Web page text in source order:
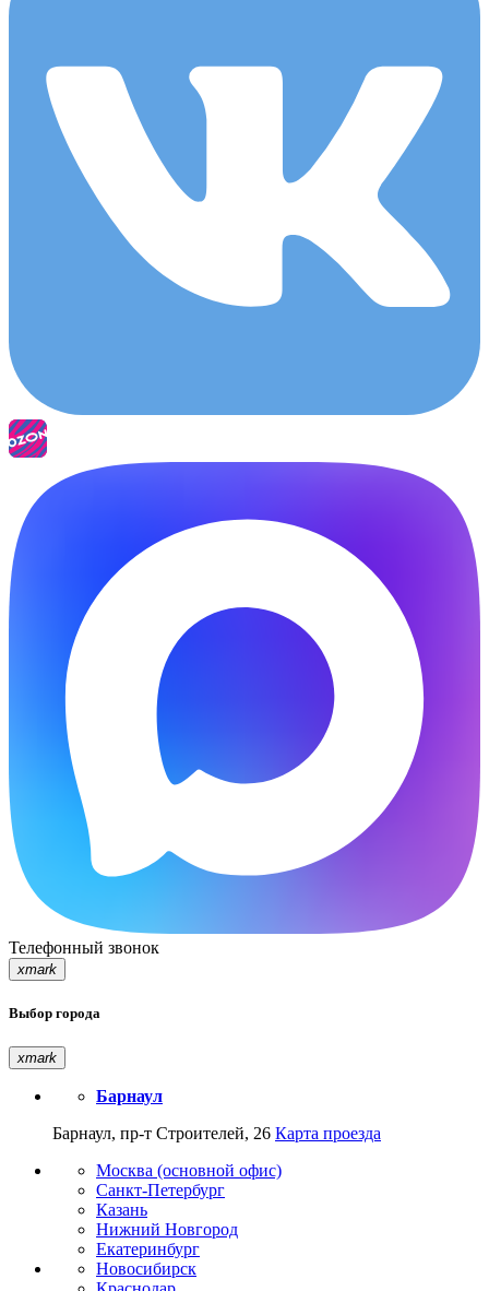
Телефонный звонок
xmark
Выбор города
xmark
Барнаул
Барнаул, пр-т Строителей, 26 Карта проезда
Москва (основной офис)
Санкт-Петербург
Казань
Нижний Новгород
Екатеринбург
Новосибирск